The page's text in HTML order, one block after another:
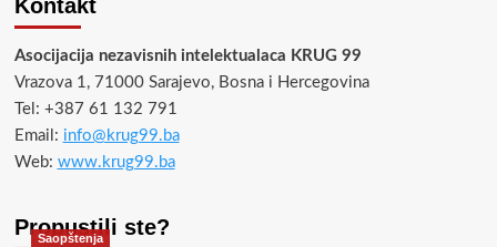
Kontakt
Asocijacija nezavisnih intelektualaca KRUG 99
Vrazova 1, 71000 Sarajevo, Bosna i Hercegovina
Tel: +387 61 132 791
Email: info@krug99.ba
Web: www.krug99.ba
Propustili ste?
Saopštenja